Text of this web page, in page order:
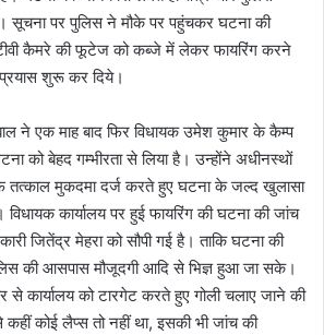
सूचना पर पुलिस ने मौके पर पहुंचकर घटना की
कैमरे की फूटेज को कब्जे में लेकर फायरिंग करने
शुरू कर दिये।
ने एक माह बाद फिर विधायक उमेश कुमार के कैम्प
को बेहद गम्भीरता से लिया है। उन्होंने अधीनस्थों
तत्काल मुकदमा दर्ज करते हुए घटना के जल्द खुलासा
कार्यालय पर हुई फायरिंग की घटना की जांच
जितेंद्र मेहरा को सौपी गई है। ताकि घटना की
की आसपास मौजूदगी आदि से भिज्ञ हुआ जा सके।
से कार्यालय को टारगेट करते हुए गोली चलाए जाने की
कोई लैप्स तो नहीं था, इसकी भी जांच की